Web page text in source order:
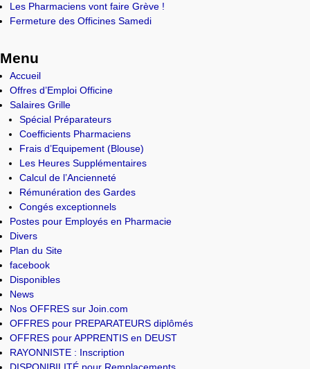
Les Pharmaciens vont faire Grève !
Fermeture des Officines Samedi
Menu
Accueil
Offres d’Emploi Officine
Salaires Grille
Spécial Préparateurs
Coefficients Pharmaciens
Frais d’Equipement (Blouse)
Les Heures Supplémentaires
Calcul de l’Ancienneté
Rémunération des Gardes
Congés exceptionnels
Postes pour Employés en Pharmacie
Divers
Plan du Site
facebook
Disponibles
News
Nos OFFRES sur Join.com
OFFRES pour PREPARATEURS diplômés
OFFRES pour APPRENTIS en DEUST
RAYONNISTE : Inscription